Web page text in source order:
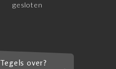
gesloten
Tegels over?